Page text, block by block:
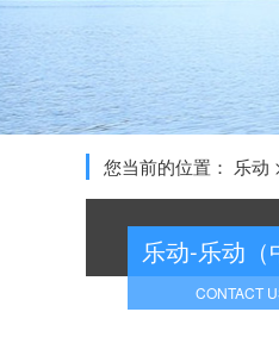
您当前的位置： 乐动
乐动-乐动（
CONTACT